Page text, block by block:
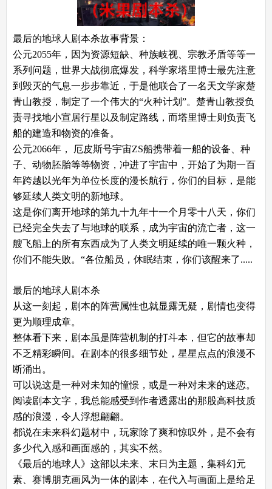
最后的地球人剧本杀故事背景：
公元2055年，因为资源短缺、种族岐视、宗教矛盾等等一
系列问题，世界大战彻底爆发，科学家塔里博士最先注意
到毁灭的气息一步步靠近，于是他联合了一名天文学家楚
青山教授，制定了一个伟大的“火种计划”。楚青山教授负
责寻找地小宣居行星以及制定路线，而塔里博士则负责飞
船的建造和物资的准备。
公元2066年， 厄皮斯号宇宙ZS船携带着一船的设备、种
子、动物胚胎等等物资，冲进了宇宙中，开始了为期一百
年跨越以光年为单位长度的漫长航行，你们的目标，是能
够延续人类文明的新地球。
这是你们离开地球的第九十九年十一个月零十八天，你们
已经完全失去了与地球的联系，成为宇宙的流亡者，这一
艘飞船上的所有东西成为了人类文明延续的唯一颗火种，
你们不能失败。“各位船员，休眠结束，你们该醒来了.....
最后的地球人剧本杀
从这一刻起，剧本的阵营属性也就显露无疑，剧情也变得
更为顺理成章。
整体看下来，剧本虽是阵营机制的打斗本，但它的故事却
不乏精彩瞬间。在剧本的很多细节处，星星点点的浪漫不
断涌出。
可以说这是一种对未知的憧憬，或是一种对未来的迷恋。
阅读剧本文字，我总能感受到作者透露出的那股高科技质
感的浪漫，令人浮想翩翩。
都说在未来科幻题材中，玩家除了爽和惊叹外，是不会有
多少代入感和画面感的，其实不然。
《最后的地球人》这部以未来、末日为主题，集科幻元
素、赛博朋克画风为一体的剧本，在代入与画面上是给足